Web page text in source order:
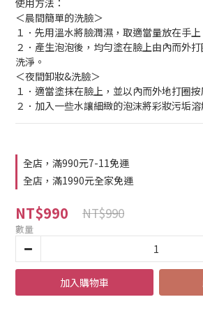
使用方法：
＜晨間簡單的洗臉＞
１．先用溫水將臉潤濕，取適當量放在手上
２．產生泡泡後，均勻塗在臉上由內而外
洗淨。
＜夜間卸妝&洗臉＞
１．適當塗抹在臉上，並以內而外地打圈按
２．加入一些水讓細緻的泡沫將彩妝污垢
全店，滿990元7-11免運
全店，滿1990元全家免運
NT$990 NT$990
數量
加入購物車